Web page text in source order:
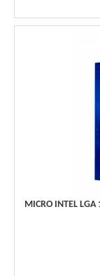
MICRO INTEL LGA